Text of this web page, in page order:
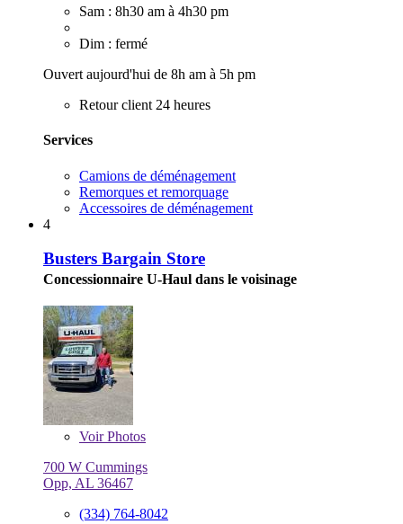
Sam : 8h30 am à 4h30 pm
Dim : fermé
Ouvert aujourd'hui de 8h am à 5h pm
Retour client 24 heures
Services
Camions de déménagement
Remorques et remorquage
Accessoires de déménagement
4
Busters Bargain Store
Concessionnaire U-Haul dans le voisinage
VoirPhotos
700 W Cummings
Opp, AL 36467
(334) 764-8042